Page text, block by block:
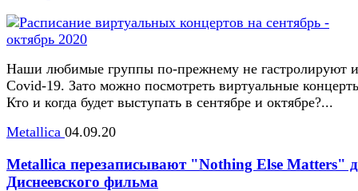
Наши любимые группы по-прежнему не гастролируют
Covid-19. Зато можно посмотреть виртуальные
Кто и когда будет выступать в сентябре и октябре?...
Metallica 04.09.20
Metallica перезаписывают "Nothing Else Matters"
Диснеевского фильма